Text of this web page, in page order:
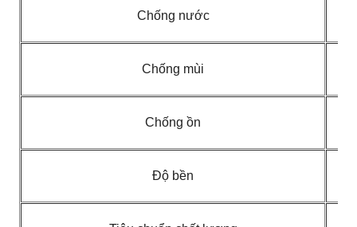
Chống nước
Chống mùi
Chống ồn
Độ bền